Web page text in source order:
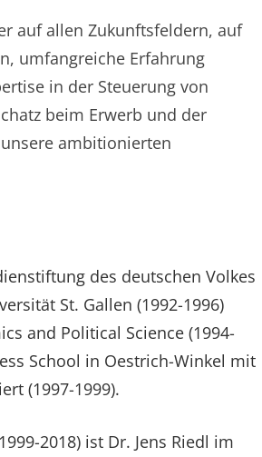
auf allen Zukunftsfeldern, auf
umfangreiche Erfahrung
in der Steuerung von
beim Erwerb und der
ambitionierten
des deutschen Volkes
St. Gallen (1992-1996)
and Political Science (1994-
School in Oestrich-Winkel mit
(1997-1999).
2018) ist Dr. Jens Riedl im